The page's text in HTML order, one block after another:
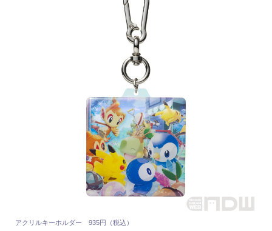
アクリルキーホルダー 935円（税込）